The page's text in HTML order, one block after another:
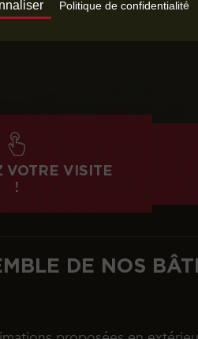
VOTRE VISITE
!
DE NOS
Politique de confidentialité